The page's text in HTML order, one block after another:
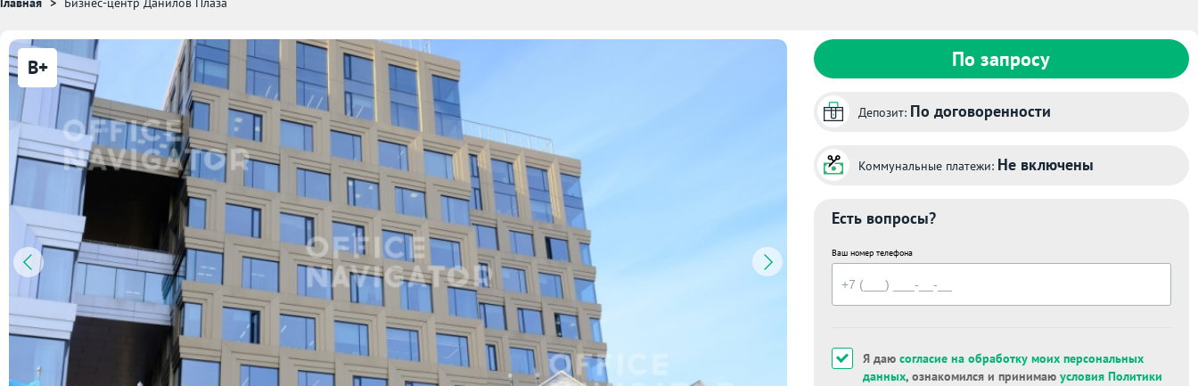
B+ По запросу
Депозит: По договоренности
Коммунальные платежи: Не включены
Есть вопросы?
Ваш номер телефона
Я даю согласие на обработку моих персональных
данных, ознакомился и принимаю условия Политики